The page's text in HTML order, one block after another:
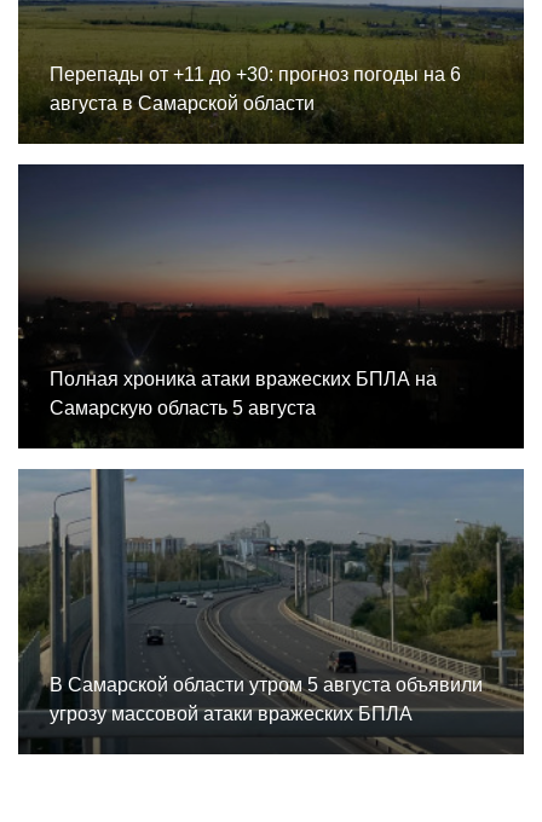
Перепады от +11 до +30: прогноз погоды на 6
августа в Самарской области
Полная хроника атаки вражеских БПЛА на
Самарскую область 5 августа
В Самарской области утром 5 августа объявили
угрозу массовой атаки вражеских БПЛА